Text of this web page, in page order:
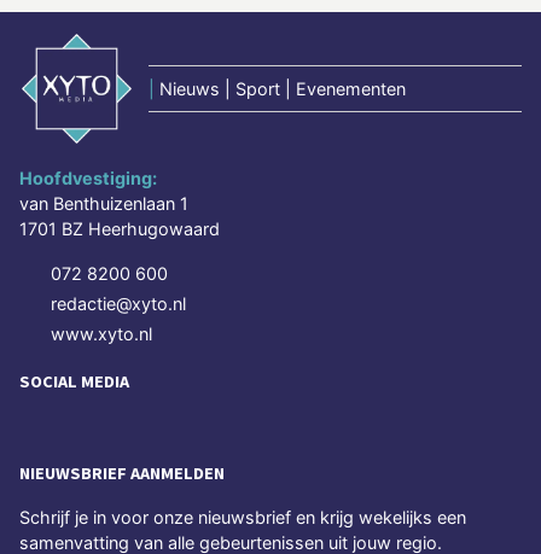
Nieuws | Sport | Evenementen
Hoofdvestiging:
van Benthuizenlaan 1
1701 BZ Heerhugowaard
072 8200 600
redactie@xyto.nl
www.xyto.nl
SOCIAL MEDIA
NIEUWSBRIEF AANMELDEN
Schrijf je in voor onze nieuwsbrief en krijg wekelijks een
samenvatting van alle gebeurtenissen uit jouw regio.